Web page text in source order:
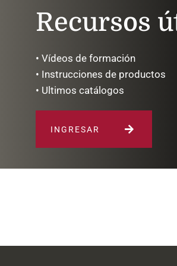
Recursos
• Vídeos de formación
• Instrucciones de productos
• Ultimos catálogos
INGRESAR